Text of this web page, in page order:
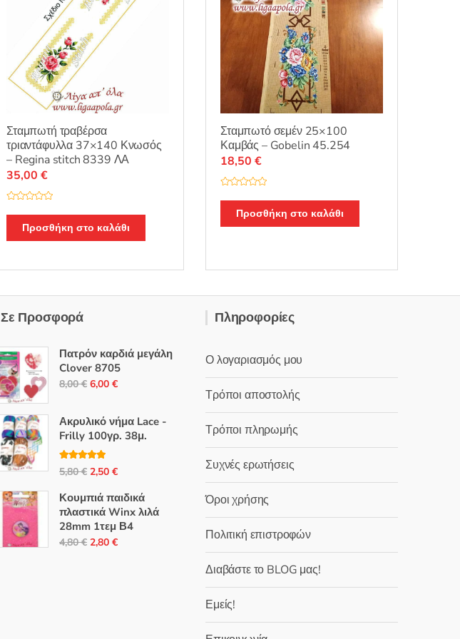
προϊόντος
Σταμπωτή τραβέρσα
τριαντάφυλλα 37×140 Κνωσός
– Regina stitch 8339 ΛΑ
α
ο
γ
η
ε
μ
α
π
ό
5
35,00 €
Προσθήκη στο καλάθι
Σταμπωτό σεμέν 25×100
Καμβάς – Gobelin 45.254
α
ο
θ
ε
ε
0
5
18,50 €
Προσθήκη στο καλάθι
Σε Προσφορά
Πατρόν καρδιά μεγάλη
Clover 8705
8,00€ Original
was:
8,00 €.
6,00 €Η
τιμή
είναι:
Ακρυλικό νήμα Lace -
Frilly 100γρ. 38μ.
Βαθμολογή
θηκε με 5.00
5,80€ Original
was:
5,80 €.
2,50 €Η
τιμή
είναι:
2,50 €.
Κουμπιά παιδικά
πλαστικά Winx λιλά
28mm 1τεμ Β4
4,80€ Original
2,80 €Η
Πληροφορίες
Ο λογαριασμός μου
Τρόποι αποστολής
Τρόποι πληρωμής
Συχνές ερωτήσεις
Όροι χρήσης
Πολιτική επιστροφών
Διαβάστε το BLOG μας!
Εμείς!